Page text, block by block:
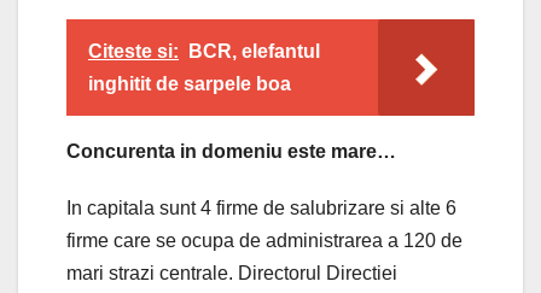
Citeste si:
BCR, elefantul
inghitit de sarpele boa
Concurenta in domeniu este mare…
In capitala sunt 4 firme de salubrizare si alte 6
firme care se ocupa de administrarea a 120 de
mari strazi centrale. Directorul Directiei